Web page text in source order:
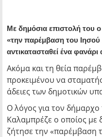
Με δημόσια επιστολή του
«την παρέμβαση του Ιησού
αντικατασταθεί ένα φανάρι
Ακόμα και τη θεία
προκειμένου να
άδειες των δημοτικών
Ο λόγος για τον δήμαρχο
Καλαμπρέζε ο οποίος με
ζήτησε την «παρέμβαση